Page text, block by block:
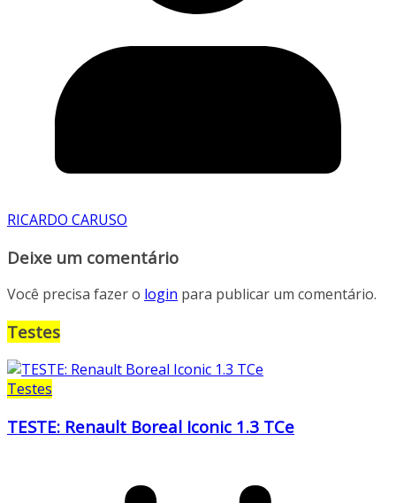
RICARDO CARUSO
Deixe um comentário
Você precisa fazer o login para publicar um comentário.
Testes
Testes
TESTE: Renault Boreal Iconic 1.3 TCe